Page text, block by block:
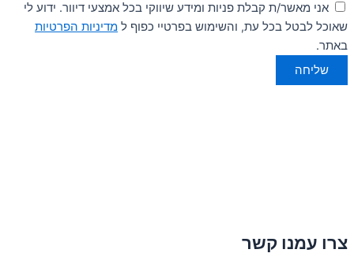
אני מאשר/ת קבלת פניות ומידע שיווקי בכל אמצעי דיוור. ידוע לי
שאוכל לבטל בכל עת, והשימוש בפרטיי כפוף ל מדיניות הפרטיות
באתר.
שליחה
צרו עמנו קשר